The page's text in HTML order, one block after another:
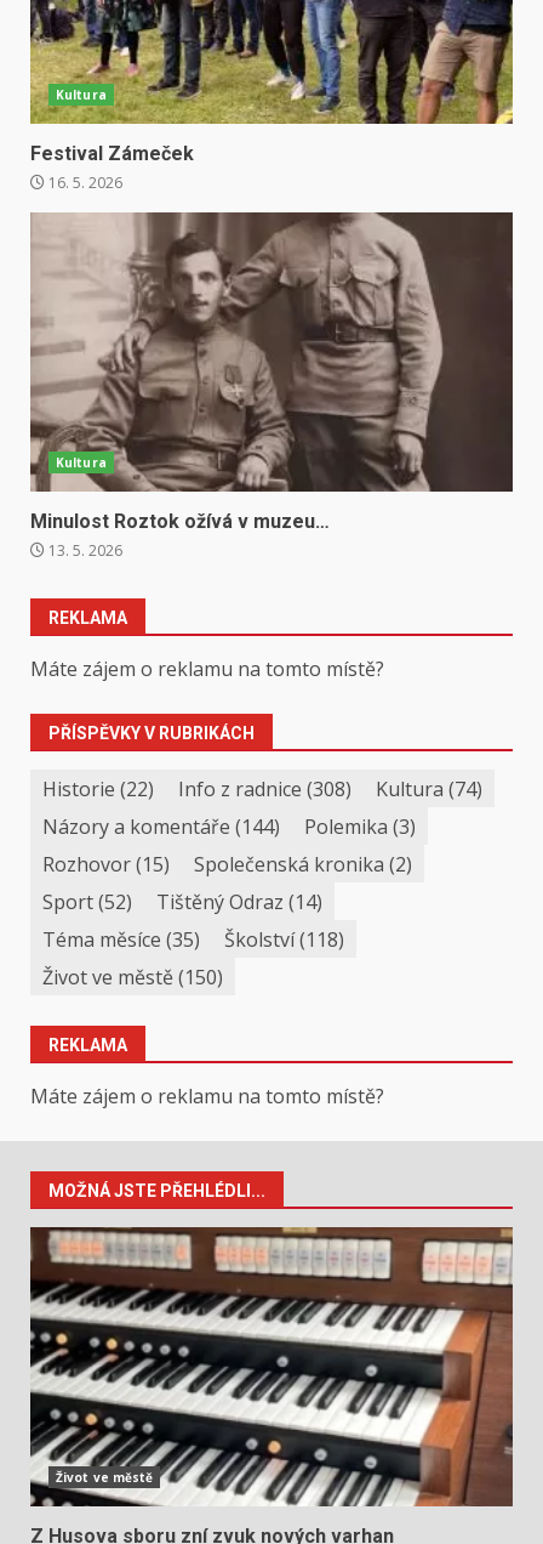
Kultura
Festival Zámeček
16. 5. 2026
Kultura
Minulost Roztok ožívá v muzeu…
13. 5. 2026
REKLAMA
Máte zájem o reklamu na tomto místě?
PŘÍSPĚVKY V RUBRIKÁCH
Historie (22) Info z radnice (308) Kultura (74)
Názory a komentáře (144) Polemika (3)
Rozhovor(15) Společenská kronika (2)
Sport(52) Tištěný Odraz (14)
Téma měsíce (35) Školství(118)
Život ve městě(150)
REKLAMA
Máte zájem o reklamu na tomto místě?
MOŽNÁ JSTE PŘEHLÉDLI...
Život ve městě
Z Husova sboru zní zvuk nových varhan